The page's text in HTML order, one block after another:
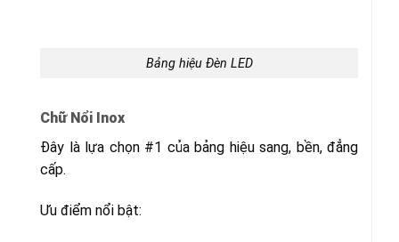
Bảng hiệu Đèn LED
Chữ Nổi Inox
Đây là lựa chọn #1 của bảng hiệu sang, bền, đẳng
cấp.
Ưu điểm nổi bật: